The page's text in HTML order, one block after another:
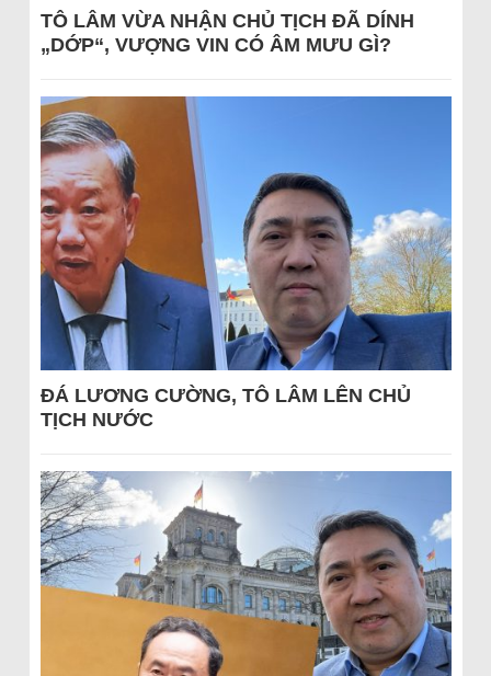
TÔ LÂM VỪA NHẬN CHỦ TỊCH ĐÃ DÍNH
„DỚP“, VƯỢNG VIN CÓ ÂM MƯU GÌ?
ĐÁ LƯƠNG CƯỜNG, TÔ LÂM LÊN CHỦ
TỊCH NƯỚC